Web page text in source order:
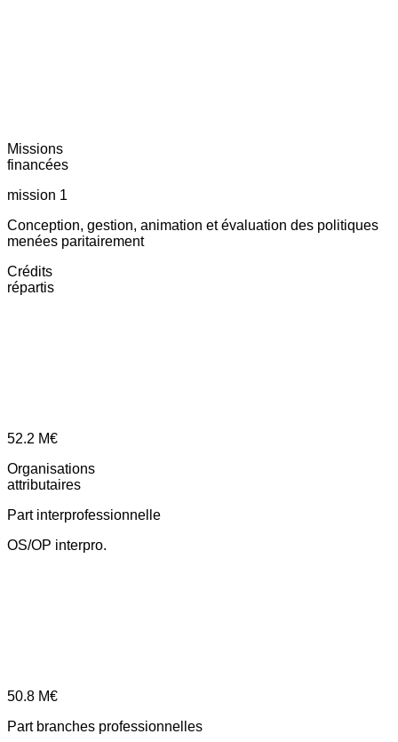
Missions
financées
mission 1
Conception, gestion, animation et évaluation des politiques
menées paritairement
Crédits
répartis
52.2 M€
Organisations
attributaires
Part interprofessionnelle
OS/OP interpro.
50.8 M€
Part branches professionnelles